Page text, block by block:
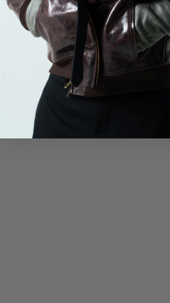
DROWNE –
BROWN
€ 1.360
Scegli